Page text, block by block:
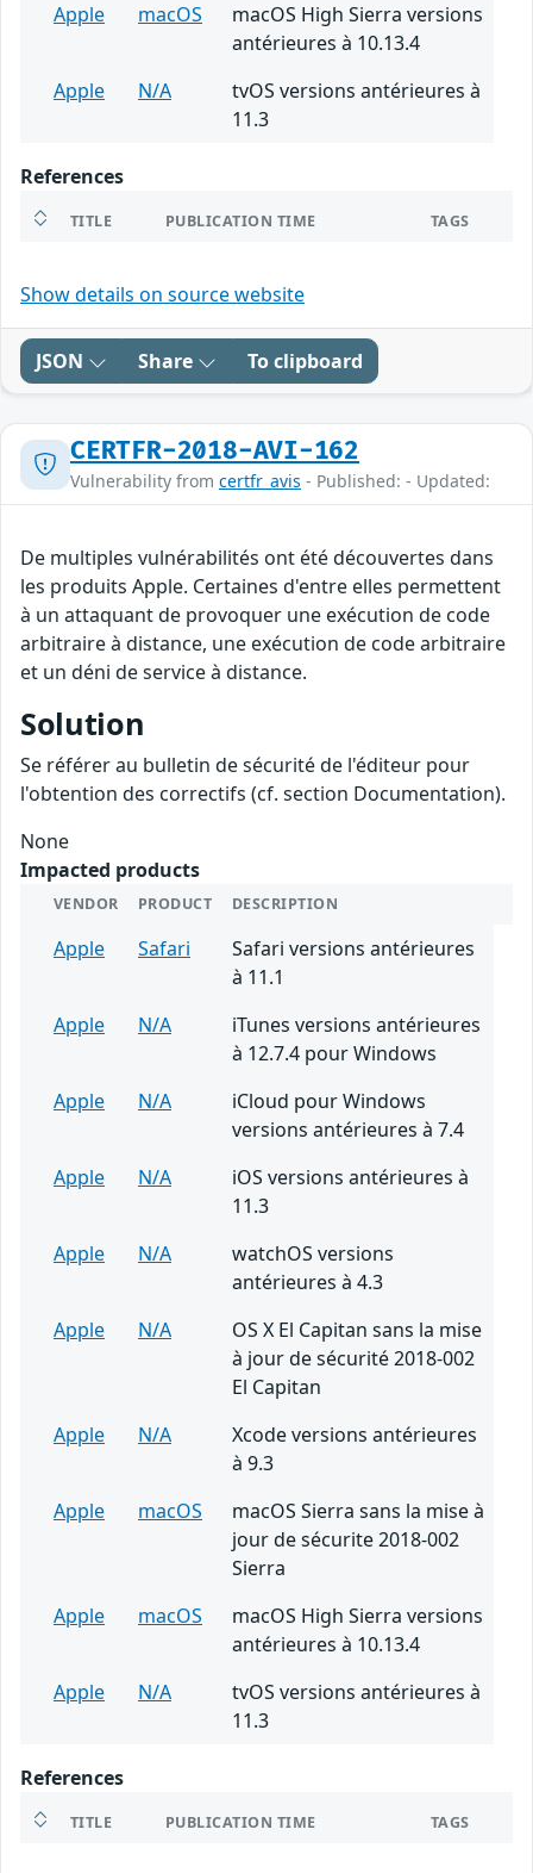
Apple
macOS
macOS High Sierra versions
antérieures à 10.13.4
Apple
N/A
tvOS versions antérieures à
11.3
References
TITLE PUBLICATION TIME TAGS
Show details on source website
JSON Share To clipboard
CERTFR-2018-AVI-162
Vulnerability from certfr_avis - Published: - Updated:
De multiples vulnérabilités ont été découvertes dans
les produits Apple. Certaines d'entre elles permettent
à un attaquant de provoquer une exécution de code
arbitraire à distance, une exécution de code arbitraire
et un déni de service à distance.
Solution
Se référer au bulletin de sécurité de l'éditeur pour
l'obtention des correctifs (cf. section Documentation).
None
Impacted products
VENDOR PRODUCT DESCRIPTION
Apple Safari
Safari versions antérieures
à 11.1
Apple
N/A
iTunes versions antérieures
à 12.7.4 pour Windows
Apple
N/A
iCloud pour Windows
versions antérieures à 7.4
Apple
N/A
iOS versions antérieures à
11.3
Apple
N/A
watchOS versions
antérieures à 4.3
Apple
N/A
OS X El Capitan sans la mise
à jour de sécurité 2018-002
El Capitan
Apple
N/A
Xcode versions antérieures
à 9.3
Apple
macOS
macOS Sierra sans la mise à
jour de sécurite 2018-002
Sierra
Apple
macOS
macOS High Sierra versions
antérieures à 10.13.4
Apple
N/A
tvOS versions antérieures à
11.3
References
TITLE PUBLICATION TIME TAGS